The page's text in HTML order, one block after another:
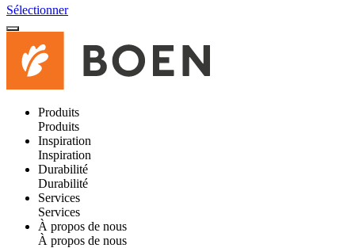
Sélectionner
Produits
Produits
Inspiration
Inspiration
Durabilité
Durabilité
Services
Services
À propos de nous
À propos de nous